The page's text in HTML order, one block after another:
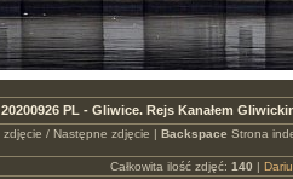
20200926 PL - Gliwice. Rejs Kanałem
/ Następne zdjęcie | Backspace Strona
Całkowita ilość zdjęć: 140 |